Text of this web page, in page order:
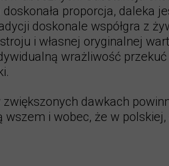
proporcja, daleka
doskonale współgra z
i własnej oryginalnej
wrażliwość
dawkach
i wobec, że w